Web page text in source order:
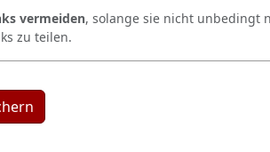
vermeiden, solange sie nicht unbedingt
zu teilen.